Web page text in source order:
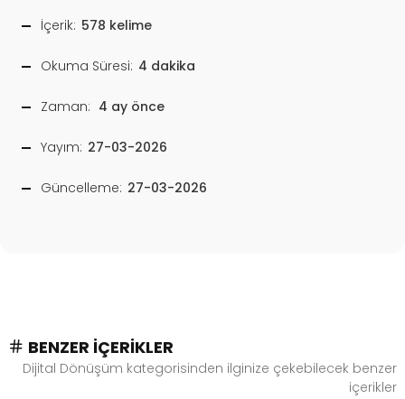
İçerik: 578 kelime
Okuma Süresi: 4 dakika
Zaman: 4 ay önce
Yayım: 27-03-2026
Güncelleme: 27-03-2026
BENZER İÇERIKLER
Dijital Dönüşüm kategorisinden ilginize çekebilecek benzer
içerikler